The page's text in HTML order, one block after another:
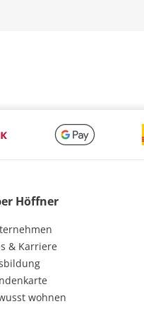
Höffner
& Karriere
wohnen